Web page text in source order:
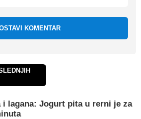
KOMENTAR
i lagana: Jogurt pita u rerni je za